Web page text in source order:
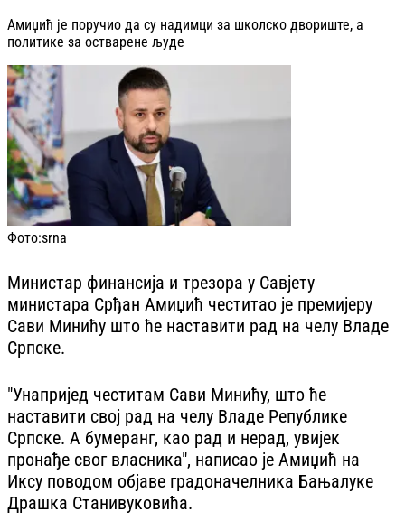
Амиџић је поручио да су надимци за школско двориште, а
политике за остварене људе
Фото:srna
Министар финансија и трезора у Савјету
министара Срђан Амиџић честитао је премијеру
Сави Минићу што ће наставити рад на челу Владе
Српске.
"Унапријед честитам Сави Минићу, што ће
наставити свој рад на челу Владе Републике
Српске. А бумеранг, као рад и нерад, увијек
пронађе свог власника", написао је Амиџић на
Иксу поводом објаве градоначелника Бањалуке
Драшка Станивуковића.